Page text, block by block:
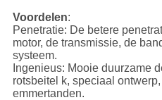
Voordelen:
Penetratie: De betere
motor, de transmissie, de
systeem.
Ingenieus: Mooie duurzame
rotsbeitel k, speciaal
emmertanden.